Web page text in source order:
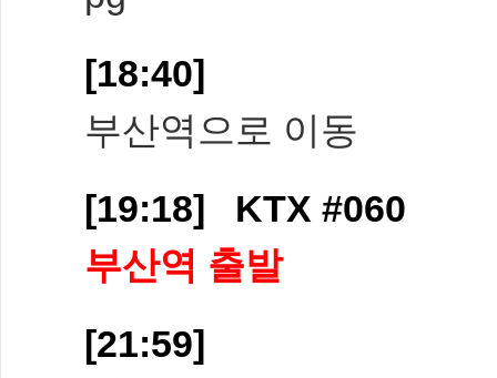
[18:40]
부산역으로 이동
[19:18] KTX #060
부산역 출발
[21:59]